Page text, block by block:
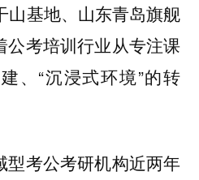
山基地、山东青岛旗舰
公考培训行业从专注课
、“沉浸式环境”的转
型考公考研机构近两年